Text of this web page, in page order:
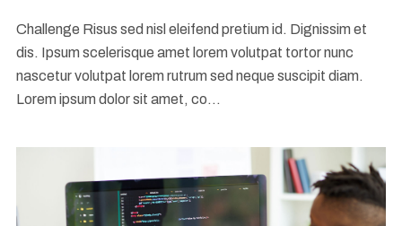
Challenge Risus sed nisl eleifend pretium id. Dignissim et
dis. Ipsum scelerisque amet lorem volutpat tortor nunc
nascetur volutpat lorem rutrum sed neque suscipit diam.
Lorem ipsum dolor sit amet, co...